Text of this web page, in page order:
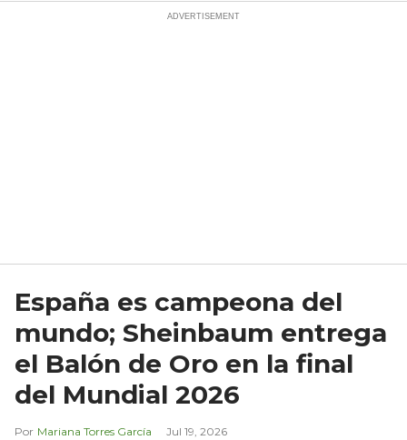
España es campeona del
mundo; Sheinbaum entrega
el Balón de Oro en la final
del Mundial 2026
Mariana Torres García Jul 19, 2026